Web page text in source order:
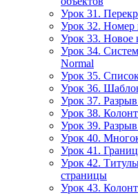
Урок 31.
Урок 32. Номер
Урок 33. Новое
Урок 34.
Normal
Урок 35.
Урок 36.
Урок 37.
Урок 38.
Урок 39. Разрыв
Урок 40.
Урок 41.
Урок 42.
страницы
Урок 43.